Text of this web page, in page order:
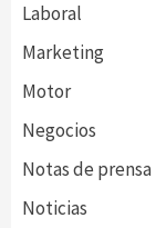
Laboral
Marketing
Motor
Negocios
Notas de prensa
Noticias